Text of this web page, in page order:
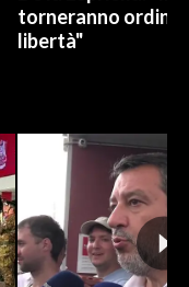
torneranno
libertà"